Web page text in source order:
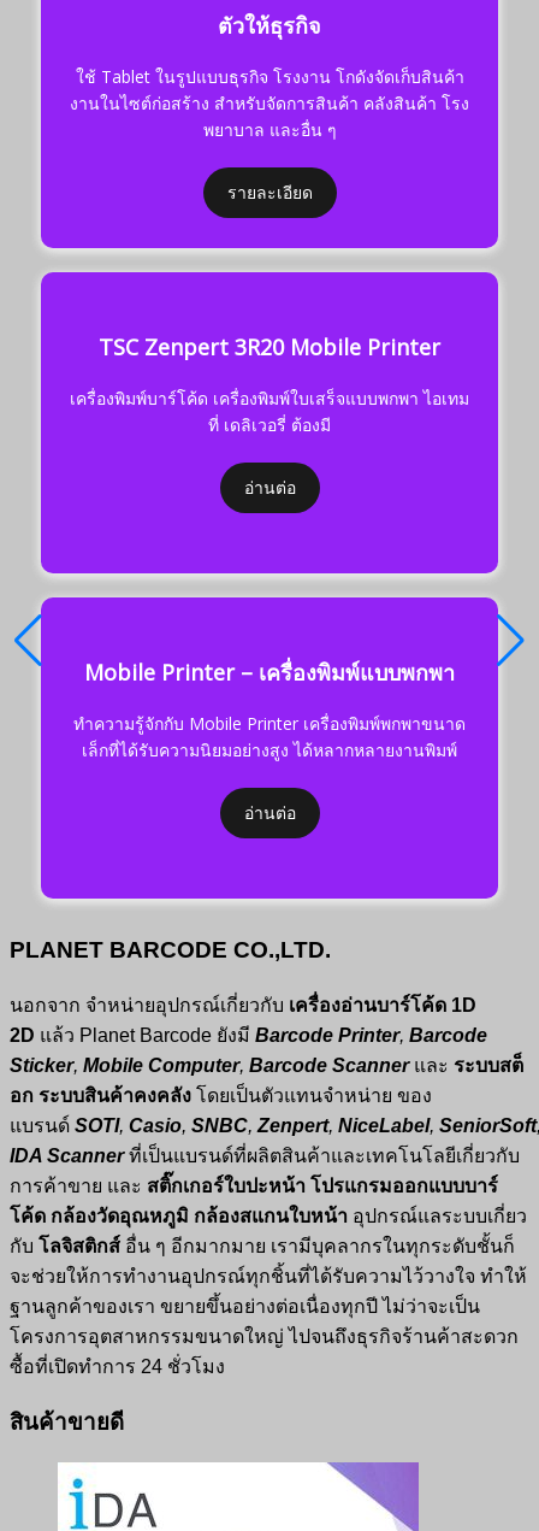
ตัวให้ธุรกิจ
ใช้ Tablet ในรูปแบบธุรกิจ โรงงาน โกดังจัดเก็บสินค้า
งานในไซต์ก่อสร้าง สำหรับจัดการสินค้า คลังสินค้า โรง
พยาบาล และอื่น ๆ
รายละเอียด
TSC Zenpert 3R20 Mobile Printer
เครื่องพิมพ์บาร์โค้ด เครื่องพิมพ์ใบเสร็จแบบพกพา ไอเทม
ที่ เดลิเวอรี่ ต้องมี
อ่านต่อ
Mobile Printer – เครื่องพิมพ์แบบพกพา
ทำความรู้จักกับ Mobile Printer เครื่องพิมพ์พกพาขนาด
เล็กที่ได้รับความนิยมอย่างสูง ได้หลากหลายงานพิมพ์
อ่านต่อ
PLANET BARCODE CO.,LTD.
นอกจาก จำหน่ายอุปกรณ์เกี่ยวกับ เครื่องอ่านบาร์โค้ด 1D
2D แล้ว Planet Barcode ยังมี Barcode Printer, Barcode
Sticker, Mobile Computer, Barcode Scannerและ ระบบสต็
อก ระบบสินค้าคงคลัง โดยเป็นตัวแทนจำหน่าย ของ
แบรนด์ SOTI, Casio, SNBC, Zenpert, NiceLabel, SeniorSoft
IDA Scannerที่เป็นแบรนด์ที่ผลิตสินค้าและเทคโนโลยีเกี่ยวกับ
การค้าขาย และ สติ๊กเกอร์ใบปะหน้า โปรแกรมออกแบบบาร์
โค้ด กล้องวัดอุณหภูมิ กล้องสแกนใบหน้า อุปกรณ์แลระบบเกี่ยว
กับ โลจิสติกส์ อื่น ๆ อีกมากมาย เรามีบุคลากรในทุกระดับชั้นก็
จะช่วยให้การทำงานอุปกรณ์ทุกชิ้นที่ได้รับความไว้วางใจ ทำให้
ฐานลูกค้าของเรา ขยายขึ้นอย่างต่อเนื่องทุกปี ไม่ว่าจะเป็น
โครงการอุตสาหกรรมขนาดใหญ่ ไปจนถึงธุรกิจร้านค้าสะดวก
ซื้อที่เปิดทำการ 24 ชั่วโมง
สินค้าขายดี